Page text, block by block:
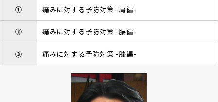
① 痛みに対する予防対策 -肩編-
② 痛みに対する予防対策 -腰編-
③ 痛みに対する予防対策 -膝編-